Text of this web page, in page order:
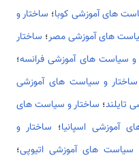
های آموزشی کوبا؛ ساختار و
های آموزشی مصر؛ ساختار
و سیاست های آموزشی فرانسه؛
ساختار و سیاست های آموزشی
تایلند؛ ساختار و سیاست های
آموزشی اسپانیا؛ ساختار و
سیاست های آموزشی اتیوپی؛